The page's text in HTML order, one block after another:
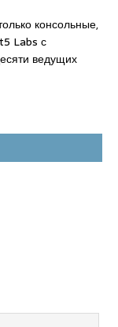
консольные,
Labs с
ведущих